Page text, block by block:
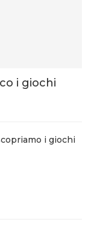
i giochi
i giochi